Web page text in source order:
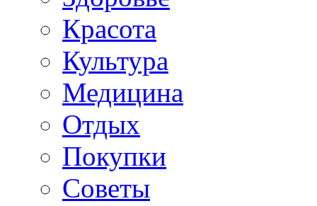
Красота
Культура
Медицина
Отдых
Покупки
Советы